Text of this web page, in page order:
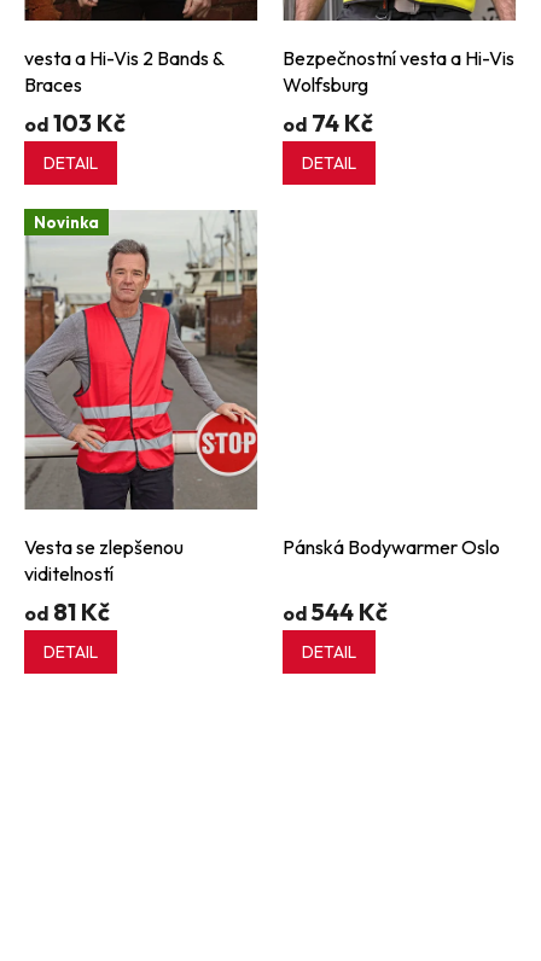
vesta a Hi-Vis 2 Bands &
Braces
od 103 Kč
DETAIL
Bezpečnostní vesta a Hi-Vis
Wolfsburg
od 74 Kč
DETAIL
Novinka
Vesta se zlepšenou
viditelností
od 81 Kč
DETAIL
Pánská Bodywarmer Oslo
od 544 Kč
DETAIL